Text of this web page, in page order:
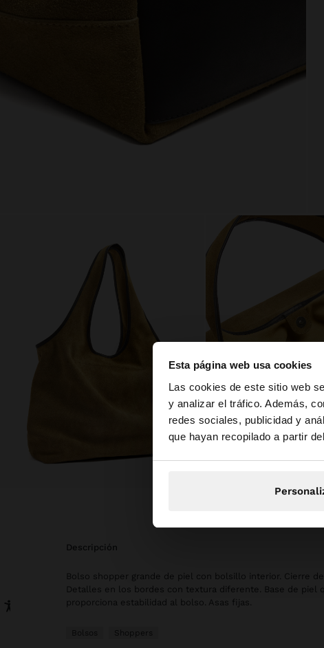
Esta página web usa cookies
Las cookies de este sitio web
y analizar el tráfico. Además,
redes sociales, publicidad y
que hayan recopilado a partir
hola
Estás accediendo a la
descripción
Bolso shopper grande de piel con bolsillo interior. Cierre de
Detalles en los bordes con textura diferente. Base de piel
proporciona estabilidad al bolso. Asas fijas.
Bolsos Shoppers